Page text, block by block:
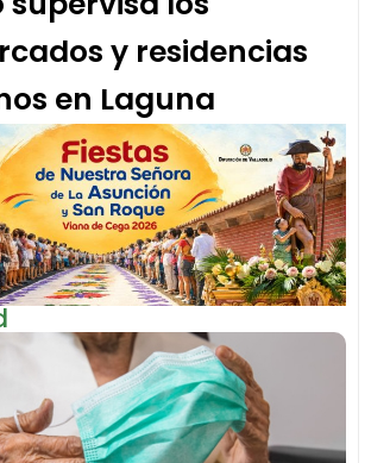
y residencias
en Laguna